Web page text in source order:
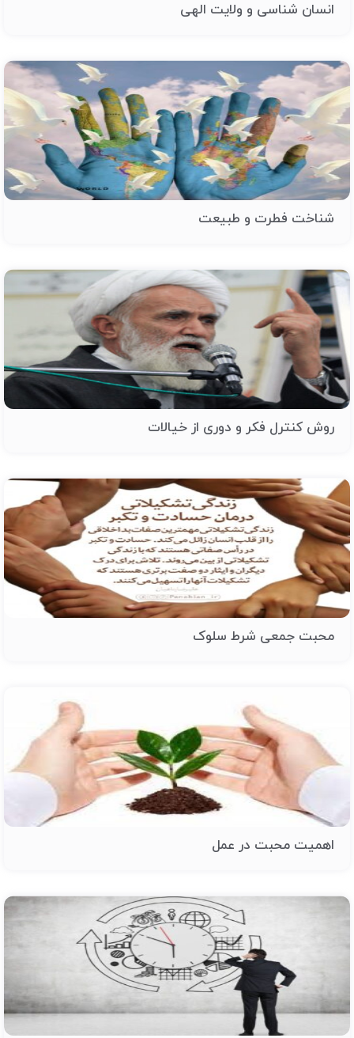
انسان شناسی و ولایت الهی
شناخت فطرت و طبیعت
روش کنترل فکر و دوری از خیالات
محبت جمعی شرط سلوک
اهمیت محبت در عمل